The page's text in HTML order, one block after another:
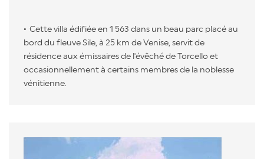
Cette villa édifiée en 1 563 dans un beau parc placé au
bord du fleuve Sile, à 25 km de Venise, servit de
résidence aux émissaires de l'évêché de Torcello et
occasionnellement à certains membres de la noblesse
vénitienne.